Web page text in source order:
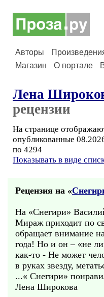
Авторы
Магазин
О портале
Лена
рецензии
На странице
опубликованные
по 4294
Показывать в виде
Рецензия на «
На «Снегири»
Мираж приходит по
обращает внимание
года! Но и он – «не
как-то - Не может
в руках звезду,
...« Снегири»
Лена Широкова